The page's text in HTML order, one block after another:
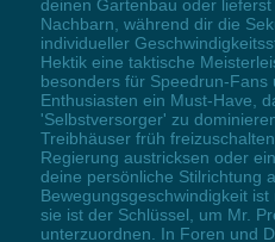
deinen Gartenbau oder
Nachbarn, während dir die
individueller
Hektik eine taktische
besonders für Speedrun-Fans
Enthusiasten ein Must-Have,
'Selbstversorger' zu
Treibhäuser früh
Regierung austricksen oder
deine persönliche Stilrichtung
Bewegungsgeschwindigkeit
sie ist der Schlüssel, um Mr.
unterzuordnen. In Foren und